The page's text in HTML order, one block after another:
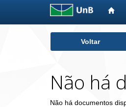
Voltar
Não há
Não há documentos